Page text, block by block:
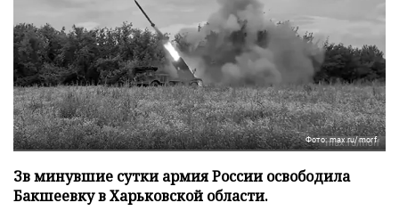
Фото: max.ru/morf
Зв минувшие сутки армия России освободила
Бакшеевку в Харьковской области.